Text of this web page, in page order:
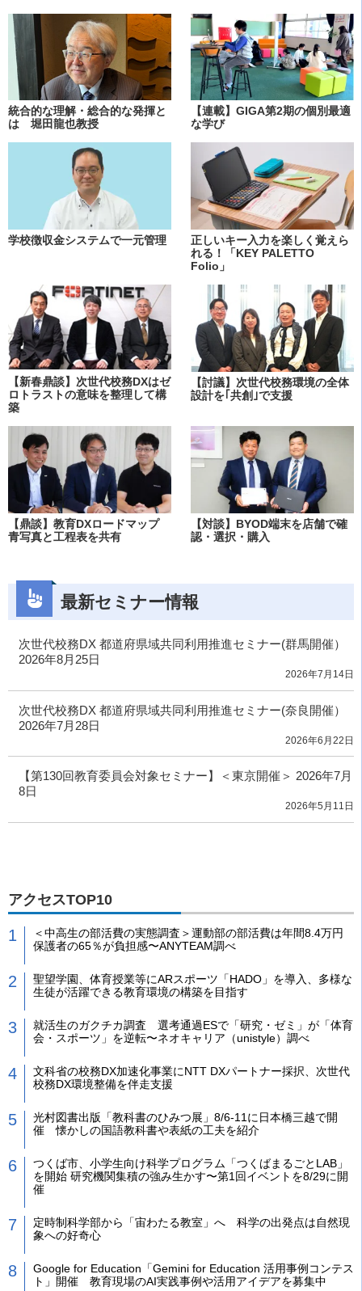
統合的な理解・総合的な発揮と
は 堀田龍也教授
【連載】GIGA第2期の個別最適
な学び
学校徴収金システムで一元管理
正しいキー入力を楽しく覚えら
れる！「KEY PALETTO
Folio」
【新春鼎談】次世代校務DXはゼ
ロトラストの意味を整理して構
築
【討議】次世代校務環境の全体
設計を｢共創｣で支援
【鼎談】教育DXロードマップ
青写真と工程表を共有
【対談】BYOD端末を店舗で確
認・選択・購入
最新セミナー情報
次世代校務DX 都道府県域共同利用推進セミナー(群馬開催）
2026年8月25日
2026年7月14日
次世代校務DX 都道府県域共同利用推進セミナー(奈良開催）
2026年7月28日
2026年6月22日
【第130回教育委員会対象セミナー】＜東京開催＞ 2026年7月
8日
2026年5月11日
アクセスTOP10
＜中高生の部活費の実態調査＞運動部の部活費は年間8.4万円
保護者の65％が負担感〜ANYTEAM調べ
聖望学園、体育授業等にARスポーツ「HADO」を導入、多様な
生徒が活躍できる教育環境の構築を目指す
就活生のガクチカ調査 選考通過ESで「研究・ゼミ」が「体育
会・スポーツ」を逆転〜ネオキャリア（unistyle）調べ
文科省の校務DX加速化事業にNTT DXパートナー採択、次世代
校務DX環境整備を伴走支援
光村図書出版「教科書のひみつ展」8/6-11に日本橋三越で開
催 懐かしの国語教科書や表紙の工夫を紹介
つくば市、小学生向け科学プログラム「つくばまるごとLAB」
を開始 研究機関集積の強み生かす〜第1回イベントを8/29に開
催
定時制科学部から「宙わたる教室」へ 科学の出発点は自然現
象への好奇心
Google for Education「Gemini for Education 活用事例コンテス
ト」開催 教育現場のAI実践事例や活用アイデアを募集中